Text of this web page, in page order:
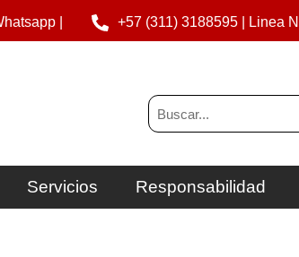
| +57 (311) 3188595 | Linea
Servicios Responsabilidad